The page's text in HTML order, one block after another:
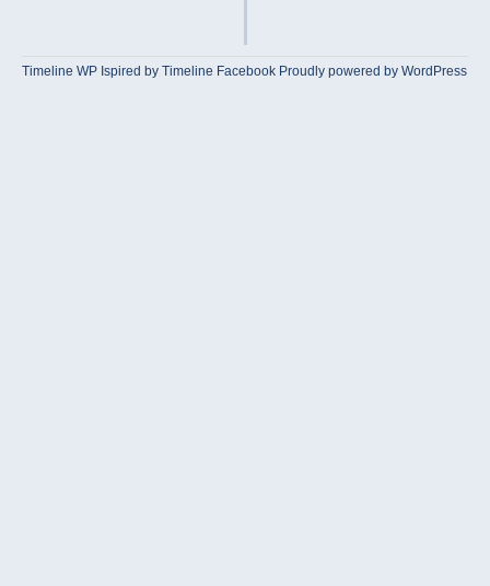
Timeline WP Ispired byTimeline Facebook Proudly powered by WordPress